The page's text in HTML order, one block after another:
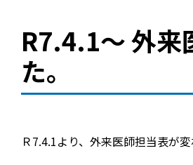
R7.4.1～ 外来
た。
Ｒ7.4.1より、外来医師担当表が変